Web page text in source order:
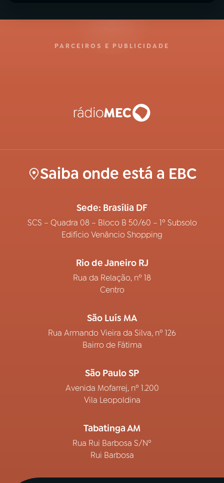
PARCEIROS E PUBLICIDADE
Saiba onde está a EBC
Sede: Brasília DF
SCS – Quadra 08 – Bloco B 50/60 – 1º Subsolo
Edifício Venâncio Shopping
Rio de Janeiro RJ
Rua da Relação, nº 18
Centro
São Luís MA
Rua Armando Vieira da Silva, nº 126
Bairro de Fátima
São Paulo SP
Avenida Mofarrej, nº 1.200
Vila Leopoldina
Tabatinga AM
Rua Rui Barbosa S/Nº
Rui Barbosa